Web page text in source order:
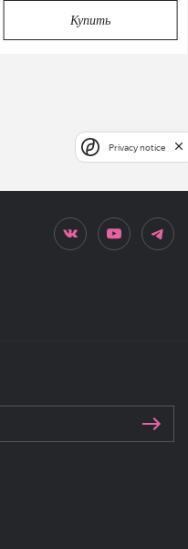
Купить
Privacy notice